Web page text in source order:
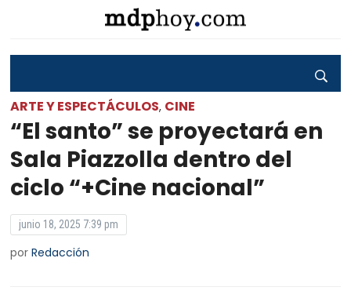
ARTE Y ESPECTÁCULOS, CINE
“El santo” se proyectará en
Sala Piazzolla dentro del
ciclo “+Cine nacional”
junio 18, 2025 7:39 pm
porRedacción